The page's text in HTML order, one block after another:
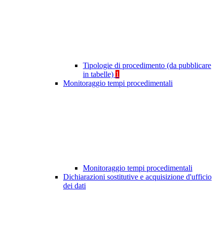
Tipologie di procedimento (da pubblicare
in tabelle) 1
Monitoraggio tempi procedimentali
Monitoraggio tempi procedimentali
Dichiarazioni sostitutive e acquisizione d'ufficio
dei dati